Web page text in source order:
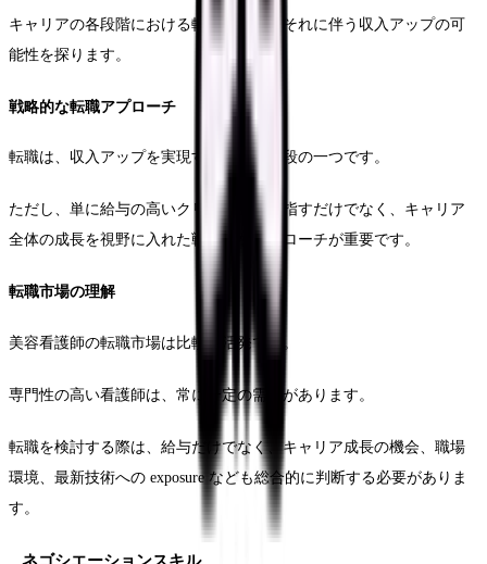
キャリアの各段階における転職戦略と、それに伴う収入アップの可
能性を探ります。
戦略的な転職アプローチ
転職は、収入アップを実現する有効な手段の一つです。
ただし、単に給与の高いクリニックを目指すだけでなく、キャリア
全体の成長を視野に入れた戦略的なアプローチが重要です。
転職市場の理解
美容看護師の転職市場は比較的活発です。
専門性の高い看護師は、常に一定の需要があります。
転職を検討する際は、給与だけでなく、キャリア成長の機会、職場
環境、最新技術への exposure なども総合的に判断する必要がありま
す。